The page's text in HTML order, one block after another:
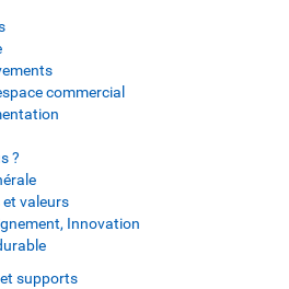
commercial
?
valeurs
Innovation
supports